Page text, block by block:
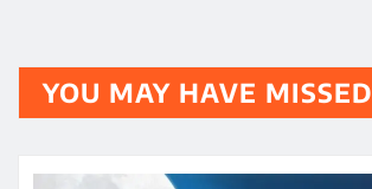
YOU MAY HAVE MISSED